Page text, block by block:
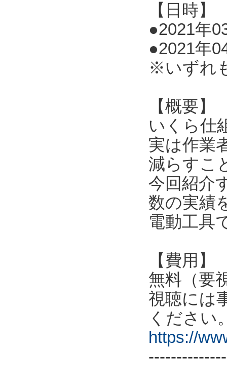
【日時】
●2021年
●2021年
※いずれ
【概要】
いくら仕
実は作業
減らすこ
今回紹介
数の実績
電動工具
【費用】
無料（要
視聴には
ください
https://